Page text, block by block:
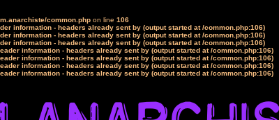
common.php on line 106
information - headers already sent by (output started at /common.php:106)
information - headers already sent by (output started at /common.php:106)
information - headers already sent by (output started at /common.php:106)
information - headers already sent by (output started at /common.php:106)
information - headers already sent by (output started at /common.php:106)
information - headers already sent by (output started at /common.php:106)
information - headers already sent by (output started at /common.php:106)